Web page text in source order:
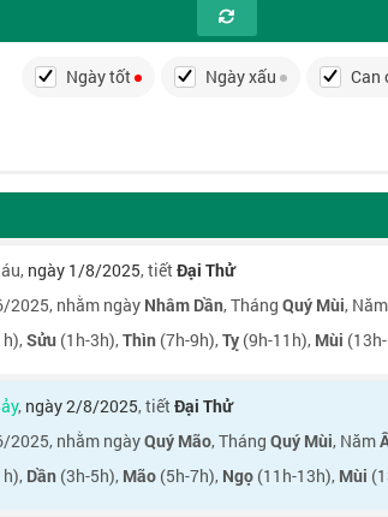
Ngày tốt Ngày xấu Can
, ngày 1/8/2025, tiếtĐại Thử
2025, nhằm ngày Nhâm Dần, Tháng Quý Mùi, Năm
Sửu (1h-3h),Thìn (7h-9h),Tỵ (9h-11h), Mùi
, ngày 2/8/2025, tiếtĐại Thử
2025, nhằm ngàyQuý Mão, Tháng Quý Mùi, Năm
Dần (3h-5h), Mão (5h-7h), Ngọ (11h-13h), Mùi